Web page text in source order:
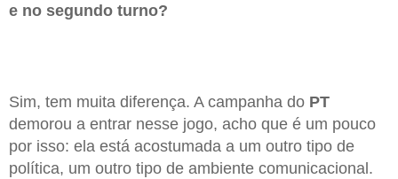
e no segundo turno?
Sim, tem muita diferença. A campanha do PT
demorou a entrar nesse jogo, acho que é um pouco
por isso: ela está acostumada a um outro tipo de
política, um outro tipo de ambiente comunicacional.